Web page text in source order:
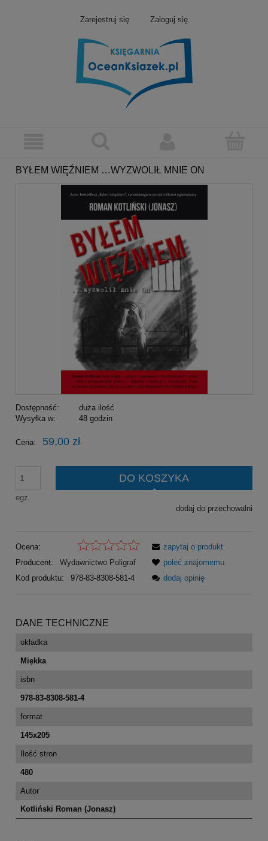
Zarejestruj się Zaloguj się
BYŁEM WIĘŹNIEM …WYZWOLIŁ MNIE ON
Dostępność:
duża ilość
Wysyłka w:
48 godzin
Cena: 59,00 zł
egz.
DO KOSZYKA
dodaj do przechowalni
Ocena:
Producent:
Wydawnictwo Poligraf
Kod produktu:
978-83-8308-581-4
zapytaj o produkt
poleć znajomemu
dodaj opinię
DANE TECHNICZNE
okładka
Miękka
isbn
978-83-8308-581-4
format
145x205
Ilość stron
480
Autor
Kotliński Roman (Jonasz)